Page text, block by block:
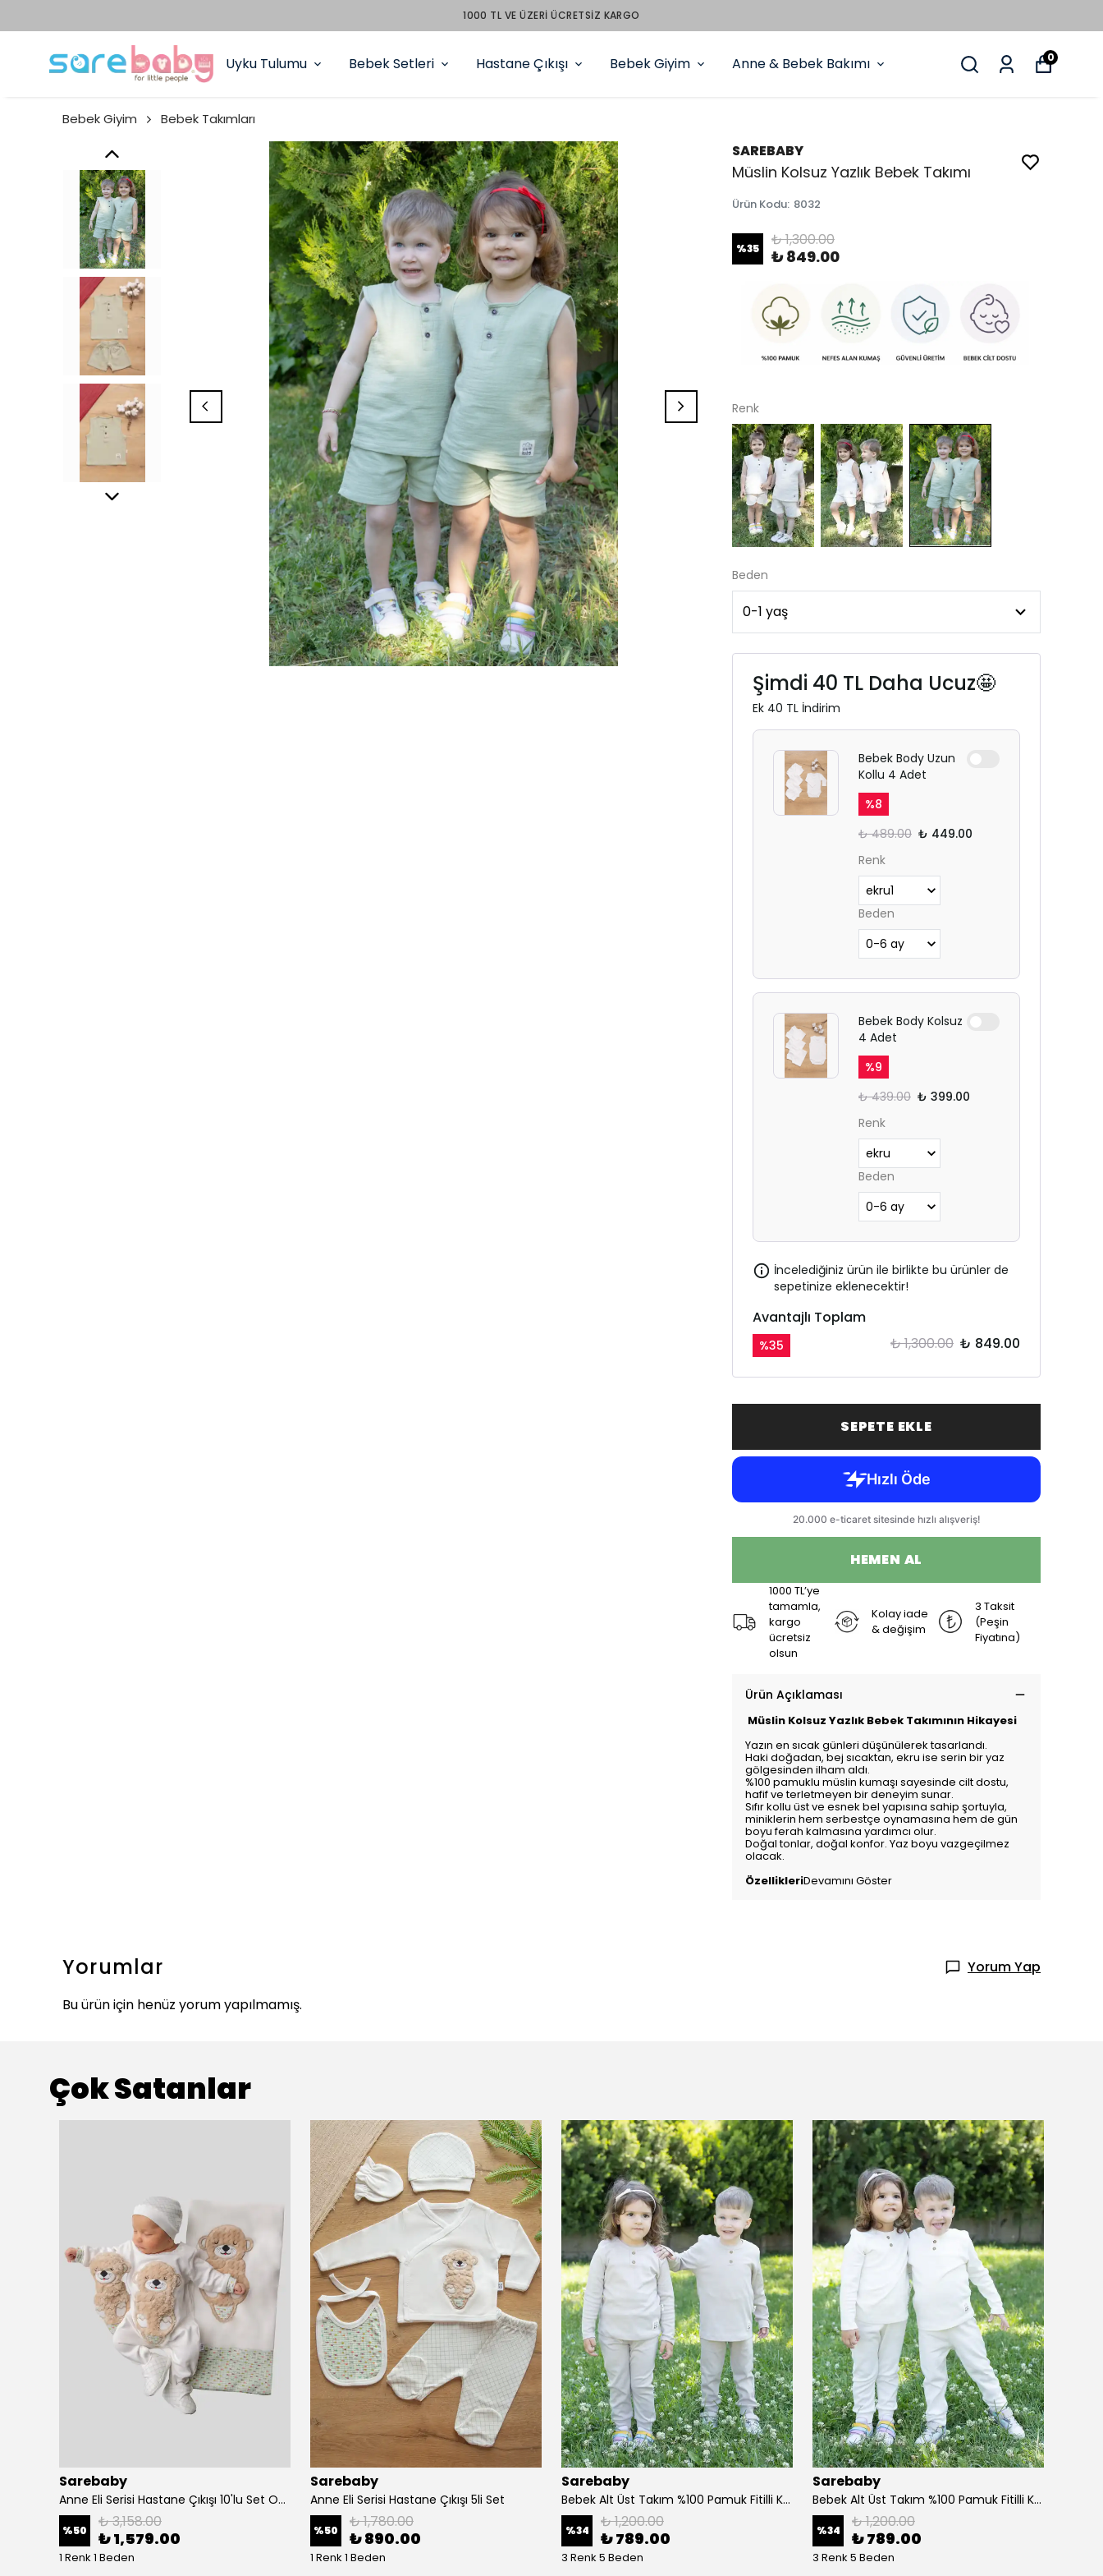
PEŞİN FİYATINA 3 TAKSİT
Uyku Tulumu Bebek Setleri Hastane Çıkışı Bebek Giyim Anne & Bebek Bakımı 0
Bebek Giyim Bebek Takımları
SAREBABY
Müslin Kolsuz Yazlık Bebek Takımı
Ürün Kodu: 8032
%35 ₺ 1,300.00
₺ 849.00
Renk
Beden
Şimdi 40 TL Daha Ucuz🤩
Ek 40 TL İndirim
Bebek Body Uzun
Kollu 4 Adet
%8
₺ 489.00 ₺ 449.00
Renk
Beden
Bebek Body Kolsuz
4 Adet
%9
₺ 439.00 ₺ 399.00
Renk
Beden
İncelediğiniz ürün ile birlikte bu ürünler de
sepetinize eklenecektir!
Avantajlı Toplam
%35 ₺ 1,300.00 ₺ 849.00
SEPETE EKLE
HEMEN AL
1000 TL’ye
tamamla,
kargo
ücretsiz
olsun
Kolay iade
& değişim
3 Taksit
(Peşin
Fiyatına)
Ürün Açıklaması
Müslin Kolsuz Yazlık Bebek Takımının Hikayesi
Yazın en sıcak günleri düşünülerek tasarlandı.
Haki doğadan, bej sıcaktan, ekru ise serin bir yaz
gölgesinden ilham aldı.
%100 pamuklu müslin kumaşı sayesinde cilt dostu,
hafif ve terletmeyen bir deneyim sunar.
Sıfır kollu üst ve esnek bel yapısına sahip şortuyla,
miniklerin hem serbestçe oynamasına hem de gün
boyu ferah kalmasına yardımcı olur.
Doğal tonlar, doğal konfor. Yaz boyu vazgeçilmez
olacak.
ÖzellikleriDevamını Göster
Yorumlar
Yorum Yap
Bu ürün için henüz yorum yapılmamış.
Çok Satanlar
Sarebaby
Anne Eli Serisi Hastane Çıkışı 10'lu Set Oyuncak Hediyeli Organik
%50 ₺ 3,158.00
₺ 1,579.00
1 Renk 1 Beden
Sarebaby
Anne Eli Serisi Hastane Çıkışı 5li Set
%50 ₺ 1,780.00
₺ 890.00
1 Renk 1 Beden
Sarebaby
Bebek Alt Üst Takım %100 Pamuk Fitilli Kumaş - bej
%34 ₺ 1,200.00
₺ 789.00
3 Renk 5 Beden
Sarebaby
Bebek Alt Üst Takım %100 Pamuk Fitilli Kumaş - ekru
%34 ₺ 1,200.00
₺ 789.00
3 Renk 5 Beden